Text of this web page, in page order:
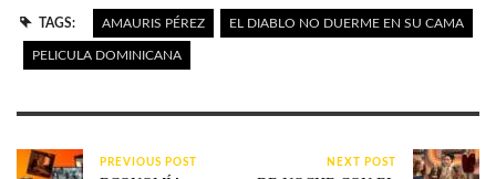
TAGS: AMAURIS PÉREZ EL DIABLO NO DUERME EN SU CAMA
PELICULA DOMINICANA
PREVIOUS POST NEXT POST